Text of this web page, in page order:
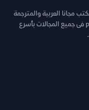
مجانا العربية والمترجمة
والروايات والقصص وغيرها من كتب مجانية pdf فى جميع المجالات بأسرع